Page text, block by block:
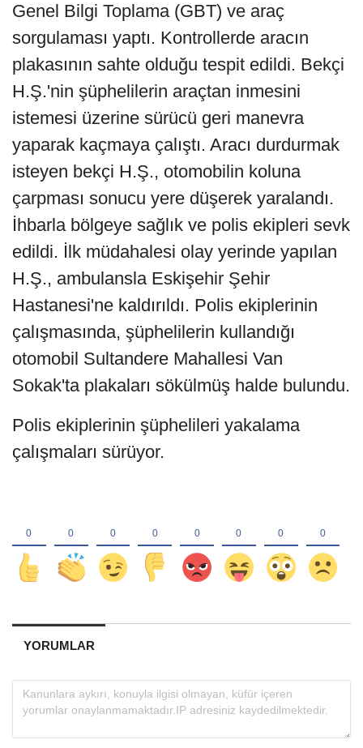
Genel Bilgi Toplama (GBT) ve araç
sorgulaması yaptı. Kontrollerde aracın
plakasının sahte olduğu tespit edildi. Bekçi
H.Ş.'nin şüphelilerin araçtan inmesini
istemesi üzerine sürücü geri manevra
yaparak kaçmaya çalıştı. Aracı durdurmak
isteyen bekçi H.Ş., otomobilin koluna
çarpması sonucu yere düşerek yaralandı.
İhbarla bölgeye sağlık ve polis ekipleri sevk
edildi. İlk müdahalesi olay yerinde yapılan
H.Ş., ambulansla Eskişehir Şehir
Hastanesi'ne kaldırıldı. Polis ekiplerinin
çalışmasında, şüphelilerin kullandığı
otomobil Sultandere Mahallesi Van
Sokak'ta plakaları sökülmüş halde bulundu.
Polis ekiplerinin şüphelileri yakalama
çalışmaları sürüyor.
YORUMLAR